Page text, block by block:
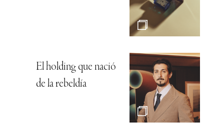
El holding que nació
de la rebeldía